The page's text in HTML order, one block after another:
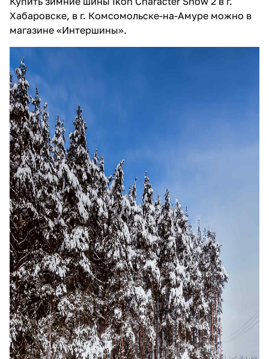
Хабаровске, в г. Комсомольске-на-Амуре можно в
магазине «Интершины».